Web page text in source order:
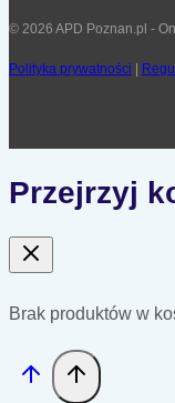
© 2026 APD Poznan.pl -
Polityka prywatności |
Przejrzyj
Brak produktów w